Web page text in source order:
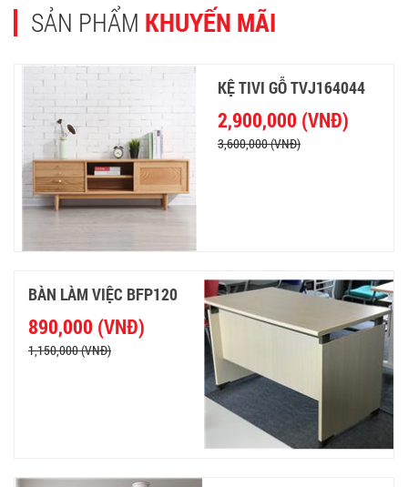
SẢN PHẨM KHUYẾN MÃI
KỆ TIVI GỖ TVJ164044
2,900,000 (VNĐ)
3,600,000 (VNĐ)
BÀN LÀM VIỆC BFP120
890,000 (VNĐ)
1,150,000 (VNĐ)